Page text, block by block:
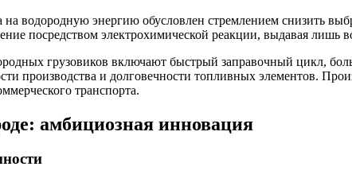
на водородную энергию обусловлен стремлением снизить
посредством электрохимической реакции, выдавая лишь
грузовиков включают быстрый заправочный цикл,
производства и долговечности топливных элементов.
транспорта.
амбициозная инновация